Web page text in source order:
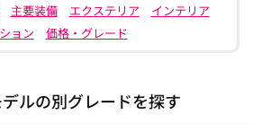
主要装備 エクステリア
インテリア
ョン
価格・グレード
ルの別グレードを探す